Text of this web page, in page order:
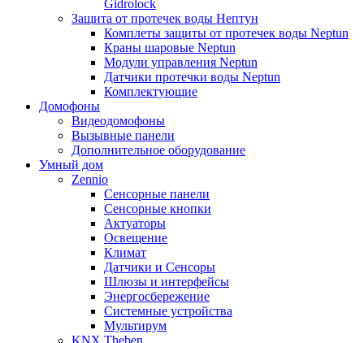
Gidrolock
Защита от протечек воды Нептун
Комплеты защиты от протечек воды Neptun
Краны шаровые Neptun
Модули управления Neptun
Датчики протечки воды Neptun
Комплектующие
Домофоны
Видеодомофоны
Вызывные панели
Дополнительное оборудование
Умный дом
Zennio
Сенсорные панели
Сенсорные кнопки
Актуаторы
Освещение
Климат
Датчики и Сенсоры
Шлюзы и интерфейсы
Энергосбережение
Системные устройства
Мультирум
KNX Theben